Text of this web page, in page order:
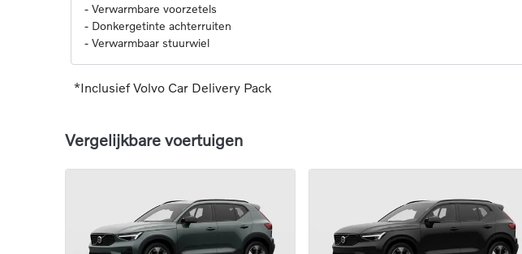
- Verwarmbare voorzetels
- Donkergetinte achterruiten
- Verwarmbaar stuurwiel
*Inclusief Volvo Car Delivery Pack
Vergelijkbare voertuigen